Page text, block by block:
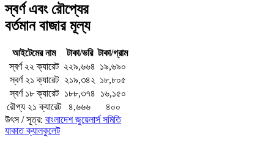
স্বর্ণ এবং রৌপ্যের
বর্তমান বাজার মূল্য
আইটেমের নাম টাকা/ভরি টাকা/গ্রাম
স্বর্ণ ২২ ক্যারেট ২২৯,৬৬৪ ১৯,৬৯০
স্বর্ণ ২১ ক্যারেট
২১৯,৩৪২ ১৮,৮০৫
স্বর্ণ ১৮ ক্যারেট
১৮৮,৩৭৪ ১৬,১৫০
রৌপ্য ২১ ক্যারেট
৪,৬৬৬
৪০০
উৎস / সূত্র: বাংলাদেশ জুয়েলার্স সমিতি
যাকাত ক্যালকুলেট